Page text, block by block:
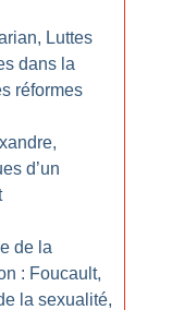
Luttes
dans la
réformes
d’un
de la
: Foucault,
la sexualité,